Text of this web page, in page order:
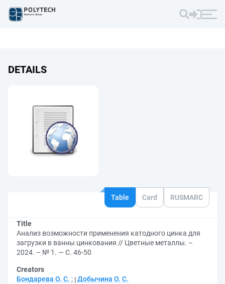
DETAILS
Table Card RUSMARC
Title
Анализ возможности применения катодного цинка для
загрузки в ванны цинкования // Цветные металлы. –
2024. – № 1. — С. 46-50
Creators
Бондарева О. С. ; Добычина О. С.